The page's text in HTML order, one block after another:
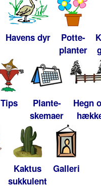
Havens dyr
Potte-
planter
Tips
Plante-
skemaer
Hegn
Kaktus
sukkulent
Galleri